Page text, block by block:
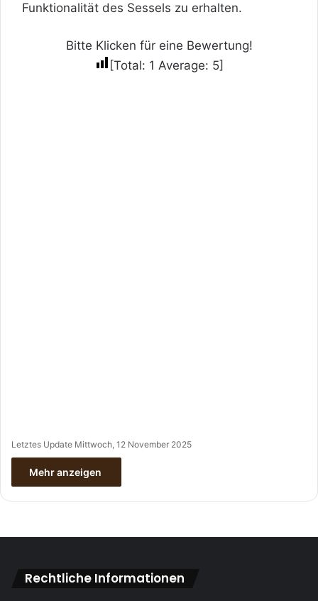
Funktionalität des Sessels zu erhalten.
Bitte Klicken für eine Bewertung!
[Total: 1 Average: 5]
Letztes Update Mittwoch, 12 November 2025
Mehr anzeigen
Rechtliche Informationen